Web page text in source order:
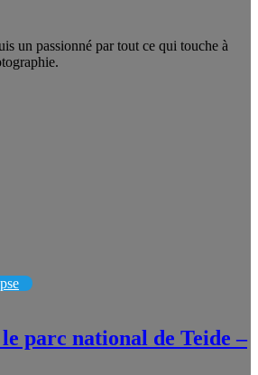
un passionné par tout ce qui touche à
parc national de Teide –